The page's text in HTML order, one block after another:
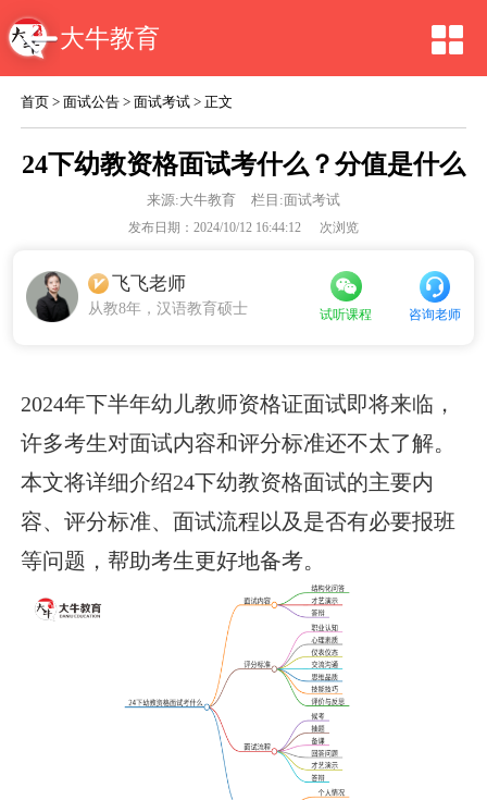
大牛教育
首页 >面试公告 >面试考试 > 正文
24下幼教资格面试考什么？分值是什么
来源:大牛教育 栏目:面试考试
发布日期：2024/10/12 16:44:12 次浏览
飞飞老师
从教8年，汉语教育硕士 试听课程 咨询老师
2024年下半年幼儿教师资格证面试即将来临，
许多考生对面试内容和评分标准还不太了解。
本文将详细介绍24下幼教资格面试的主要内
容、评分标准、面试流程以及是否有必要报班
等问题，帮助考生更好地备考。